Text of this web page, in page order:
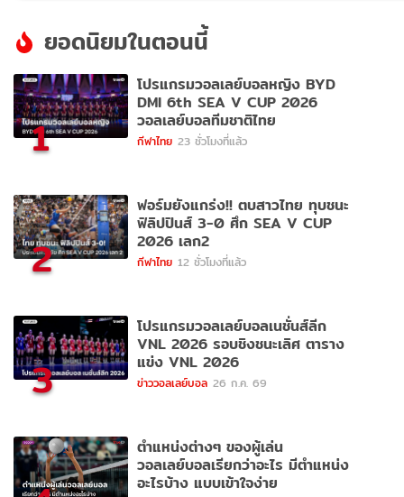
ยอดนิยมในตอนนี้
1
โปรแกรมวอลเลย์บอลหญิง BYD
DMI 6th SEA V CUP 2026
วอลเลย์บอลทีมชาติไทย
กีฬาไทย 23 ชั่วโมงที่แล้ว
2
ฟอร์มยังแกร่ง!! ตบสาวไทย ทุบชนะ
ฟิลิปปินส์ 3-0 ศึก SEA V CUP
2026 เลก2
กีฬาไทย 12 ชั่วโมงที่แล้ว
3
โปรแกรมวอลเลย์บอลเนชั่นส์ลีก
VNL 2026 รอบชิงชนะเลิศ ตาราง
แข่ง VNL 2026
ข่าววอลเลย์บอล 26 ก.ค. 69
ตำแหน่งต่างๆ ของผู้เล่น
วอลเลย์บอลเรียกว่าอะไร มีตำแหน่ง
อะไรบ้าง แบบเข้าใจง่าย